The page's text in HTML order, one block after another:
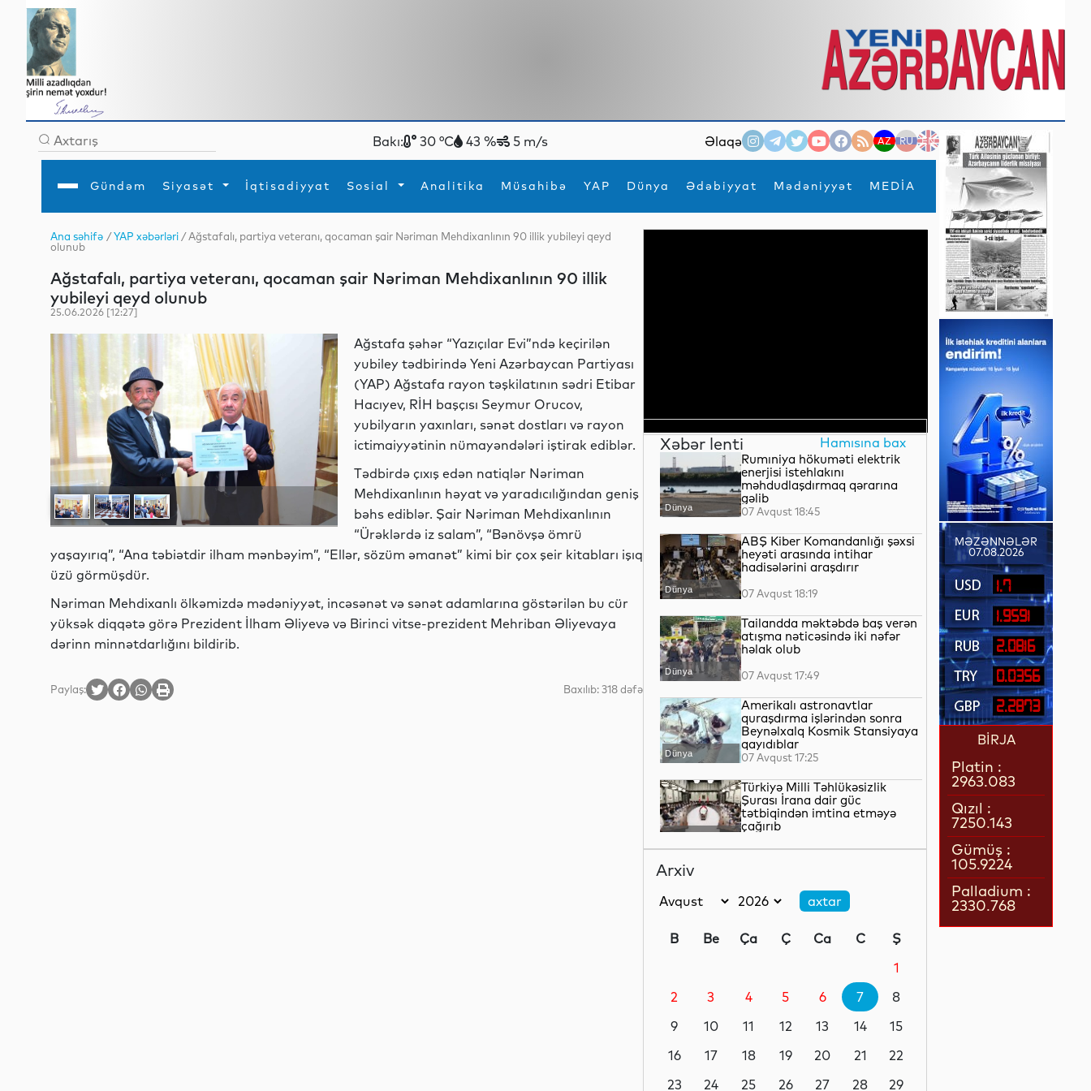
Bakı: 30 °C 43 % 5 m/s Əlaqə AZ RU EN
Gündəm Siyasət İqtisadiyyat Sosial Analitika Müsahibə YAP Dünya Ədəbiyyat Mədəniyyət MEDİA
×
Gündəm
İqtisadiyyat
YAP
Analitika
Mədəniyyət
Müsahibə
MEDİA
Xarici siyasət
Daxili siyasətElm
İdman
Yeni texnologiyalar
Ana səhifə /YAP xəbərləri / Ağstafalı, partiya veteranı, qocaman şair Nəriman Mehdixanlının 90 illik yubileyi qeyd
olunub
Ağstafalı, partiya veteranı, qocaman şair Nəriman Mehdixanlının 90 illik
yubileyi qeyd olunub
25.06.2026 [12:27]
Ağstafa şəhər “Yazıçılar Evi”ndə keçirilən
yubiley tədbirində Yeni Azərbaycan Partiyası
(YAP) Ağstafa rayon təşkilatının sədri Etibar
Hacıyev, RİH başçısı Seymur Orucov,
yubilyarın yaxınları, sənət dostları və rayon
ictimaiyyətinin nümayəndələri iştirak ediblər.
Tədbirdə çıxış edən natiqlər Nəriman
Mehdixanlının həyat və yaradıcılığından geniş
bəhs ediblər. Şair Nəriman Mehdixanlının
“Ürəklərdə iz salam”, “Bənövşə ömrü
yaşayırıq”, “Ana təbiətdir ilham mənbəyim”, “Ellər, sözüm əmanət” kimi bir çox şeir kitabları işıq
üzü görmüşdür.
Nəriman Mehdixanlı ölkəmizdə mədəniyyət, incəsənət və sənət adamlarına göstərilən bu cür
yüksək diqqətə görə Prezident İlham Əliyevə və Birinci vitse-prezident Mehriban Əliyevaya
dərinn minnətdarlığını bildirib.
Paylaş: Baxılıb: 318 dəfə
Xəbər lenti Hamısına bax
Dünya
Rumıniya hökuməti elektrik
enerjisi istehlakını
məhdudlaşdırmaq qərarına
gəlib
07 Avqust 18:45
Dünya
ABŞ Kiber Komandanlığı şəxsi
heyəti arasında intihar
hadisələrini araşdırır
07 Avqust 18:19
Dünya
Tailandda məktəbdə baş verən
atışma nəticəsində iki nəfər
həlak olub
07 Avqust 17:49
Dünya
Amerikalı astronavtlar
quraşdırma işlərindən sonra
Beynəlxalq Kosmik Stansiyaya
qayıdıblar
07 Avqust 17:25
Dünya
Türkiyə Milli Təhlükəsizlik
Şurası İrana dair güc
tətbiqindən imtina etməyə
çağırıb
hücum ediblər
Dünya
son 15 ilin ən aşağı səviyyəsinə
07 Avqust 16:23
İdman
"Real Madrid" Vinisius Junior
07 Avqust 15:31
Arxiv
B Be Ça Ç Ca C
Ş
1
2
3 4 5 6 7
8
9
10 11 12 13 14
15
16
17 18 19 20 21
22
23
24 25 26 27 28
29
MƏZƏNNƏLƏR
07.08.2026
1.7
1.9591
2.0816
0.0356
2.2873
BİRJA
Platin :
2963.083
Qızıl :
7250.143
Gümüş :
105.9224
Palladium :
2330.768